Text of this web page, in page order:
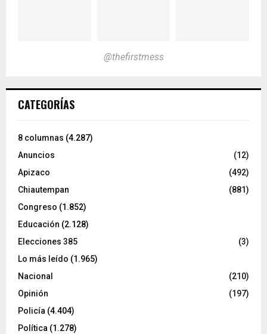
@thefirstmess
CATEGORÍAS
8 columnas (4.287)
Anuncios
(12)
Apizaco
(492)
Chiautempan
(881)
Congreso (1.852)
Educación (2.128)
Elecciones 385
(3)
Lo más leído (1.965)
Nacional
(210)
Opinión
(197)
Policía (4.404)
Política (1.278)